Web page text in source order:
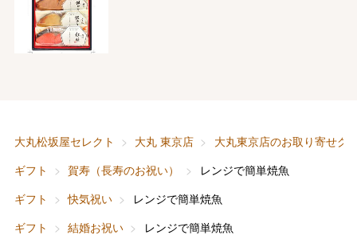
大丸松坂屋セレクト 大丸 東京店
大丸東京店のお取り寄せグ
ギフト
賀寿（長寿のお祝い）
レンジで簡単焼魚
ギフト
快気祝い
レンジで簡単焼魚
ギフト
結婚お祝い
レンジで簡単焼魚